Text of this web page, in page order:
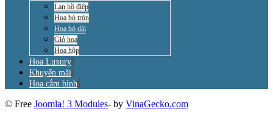
Lan hồ điệp
Hoa bó tròn
Hoa bó dài
Giỏ hoa
Hoa hộp
Hoa Luxury
Khuyến mãi
Hoa cắm bình
© Free Joomla! 3 Modules- by VinaGecko.com